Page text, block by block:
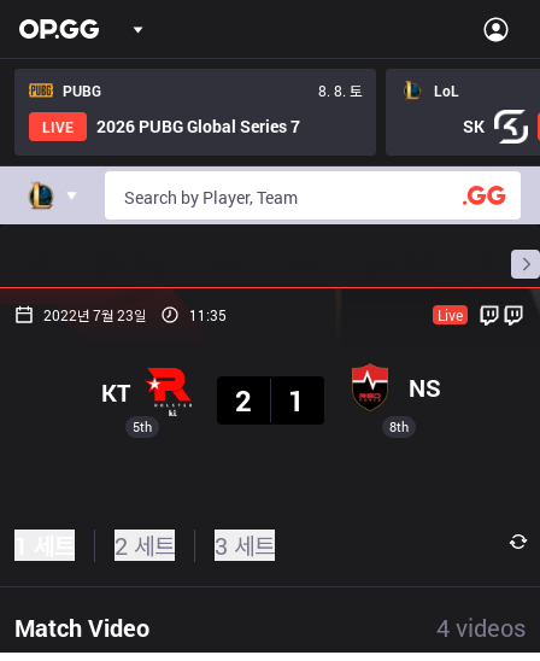
PUBG
8. 8. 토
LIVE
2026 PUBG Global Series 7
LoL
SK
프로빌
2022년 7월 23일 11:35 Live
5th
KT
2
1 NS
8th
2 세트 3 세트
Match Video 4videos